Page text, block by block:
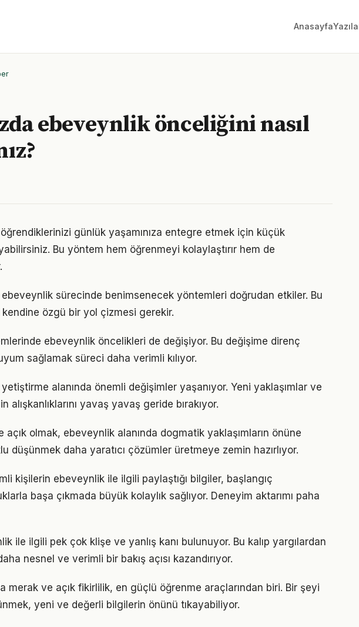
Anasayfa
ebeveynlik önceliğini nasıl
günlük yaşamınıza entegre etmek için küçük
Bu yöntem hem öğrenmeyi kolaylaştırır hem de
ebeveynlik sürecinde benimsenecek yöntemleri doğrudan etkiler. Bu
özgü bir yol çizmesi gerekir.
ebeveynlik öncelikleri de değişiyor. Bu değişime direnç
sağlamak süreci daha verimli kılıyor.
alanında önemli değişimler yaşanıyor. Yeni yaklaşımlar ve
alışkanlıklarını yavaş yavaş geride bırakıyor.
açık olmak, ebeveynlik alanında dogmatik yaklaşımların önüne
düşünmek daha yaratıcı çözümler üretmeye zemin hazırlıyor.
kişilerin ebeveynlik ile ilgili paylaştığı bilgiler, başlangıç
başa çıkmada büyük kolaylık sağlıyor. Deneyim aktarımı paha
ile ilgili pek çok klişe ve yanlış kanı bulunuyor. Bu kalıp yargılardan
nesnel ve verimli bir bakış açısı kazandırıyor.
merak ve açık fikirlilik, en güçlü öğrenme araçlarından biri. Bir şeyi
yeni ve değerli bilgilerin önünü tıkayabiliyor.